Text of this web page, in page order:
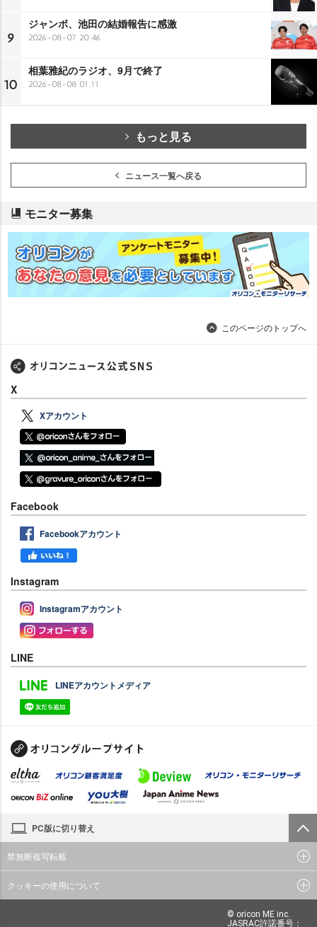
9
ジャンボ、池田の結婚報告に感激
2026-08-07 20:46
10
相葉雅紀のラジオ、9月で終了
2026-08-08 01:11
もっと見る
ニュース一覧へ戻る
モニター募集
このページのトップへ
X
Xアカウント
Facebook
Facebookアカウント
Instagram
Instagramアカウント
LINE
LINEアカウントメディア
PC版に切り替え
禁無断複写転載
クッキーの使用について
© oricon ME inc.
JASRAC許諾番号：